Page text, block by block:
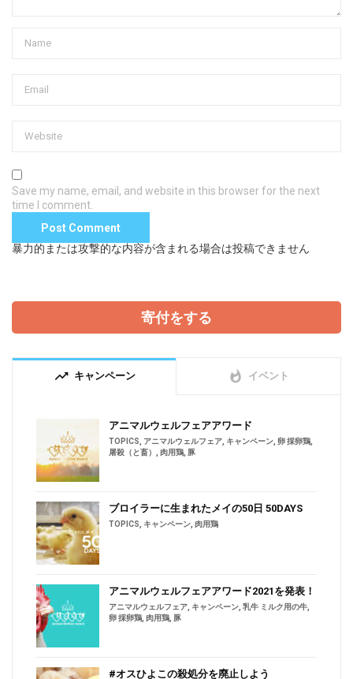
Save my name, email, and website in this browser for the next
time I comment.
暴力的または攻撃的な内容が含まれる場合は投稿できません
寄付をする
trending_up キャンペーン whatshot イベント
アニマルウェルフェアアワード
TOPICS アニマルウェルフェア キャンペーン 卵 採卵鶏
屠殺（と畜）
肉用鶏 豚
ブロイラーに生まれたメイの50日 50DAYS
TOPICS キャンペーン 肉用鶏
アニマルウェルフェアアワード2021を発表！
アニマルウェルフェア キャンペーン 乳牛 ミルク用の牛
卵 採卵鶏 肉用鶏 豚
#オスひよこの殺処分を廃止しよう